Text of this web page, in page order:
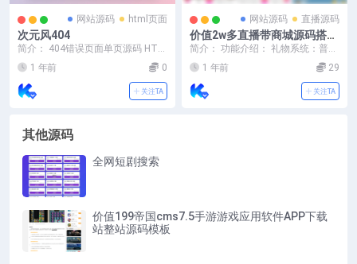
网站源码 html页面
次元风404
简介： 404错误页面单页源码 HTM
1 年前 0
关注TA
网站源码 直播源码
价值2w多直播带商城源码搭建
教程
简介： 功能介绍： 礼物系统：普通
礼物、豪华礼物、热门礼物、守护
礼物、幸运礼物 ...
1 年前 29
关注TA
其他源码
全网短剧搜索
价值199帝国cms7.5手游游戏应用软件APP下载
站整站源码模板